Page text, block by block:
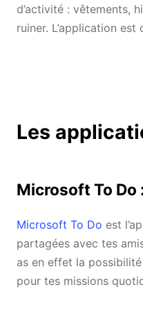
d’activité : vêtements,
ruiner. L’application
Les
Microsoft To Do
Microsoft To Do est
partagées avec tes
as en effet la
pour tes missions